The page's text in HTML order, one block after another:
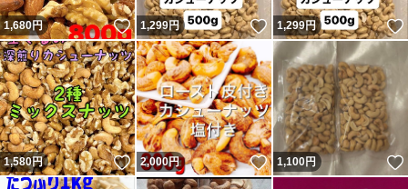
1,680円 いいね！
1,299円 いいね！
1,299円
1,580円 いいね！
2,000円 いいね！
1,100円